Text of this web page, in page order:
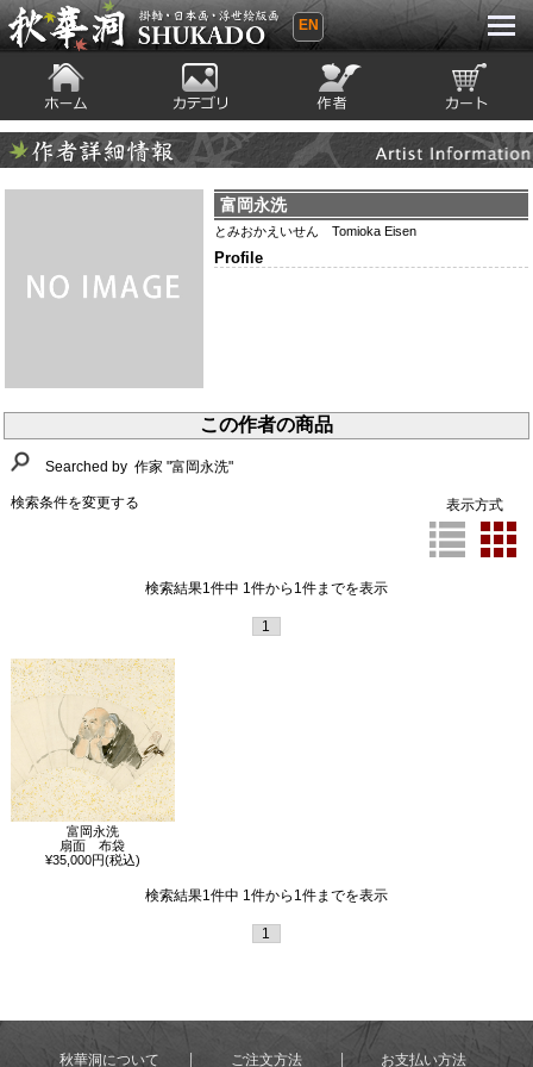
秋華洞 SHUKADO 掛軸・日本画・浮世
EN
ホーム カテゴリ 絵師 カート
作者詳細情報 富岡永洗
とみおかえいせん Tomioka Eisen
Profile
この作者の商品
Searched by 作家 "富岡永洗"
検索条件を変更する 表示方式
検索結果1件中 1件から1件までを表示
1
富岡永洗
扇面 布袋
¥35,000円(税込)
検索結果1件中 1件から1件までを表示
1
秋華洞について ご注文方法 お支払い方法